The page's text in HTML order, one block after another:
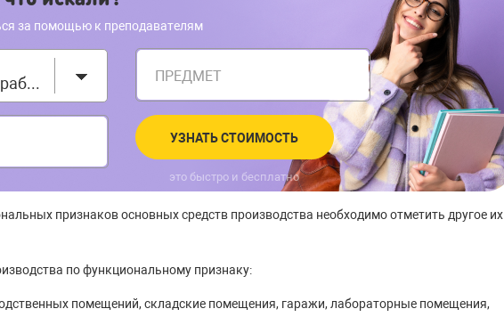
за помощью к преподавателям
Выберите тип работы ПРЕДМЕТ
УЗНАТЬ СТОИМОСТЬ
это быстро и бесплатно
признаков основных средств производства необходимо отметить другое их
по функциональному признаку:
помещений, складские помещения, гаражи, лабораторные помещения,